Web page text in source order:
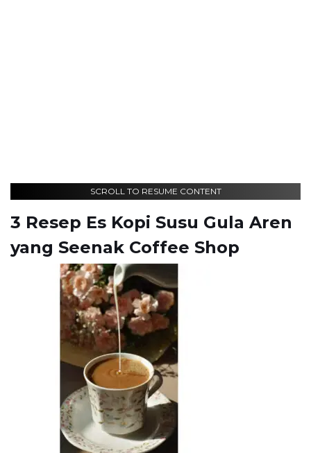
SCROLL TO RESUME CONTENT
3 Resep Es Kopi Susu Gula Aren
yang Seenak Coffee Shop